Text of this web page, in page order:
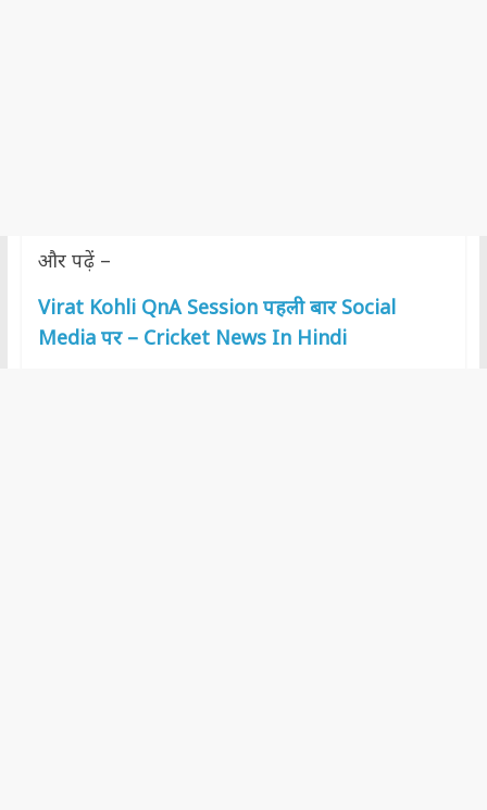
और पढ़ें –
Virat Kohli QnA Session पहली बार Social
Media पर – Cricket News In Hindi